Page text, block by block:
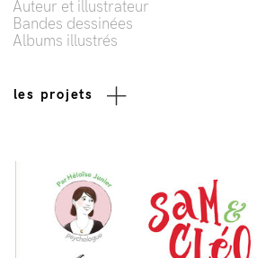
Auteur et illustrateur
Bandes dessinées
Albums illustrés
les projets